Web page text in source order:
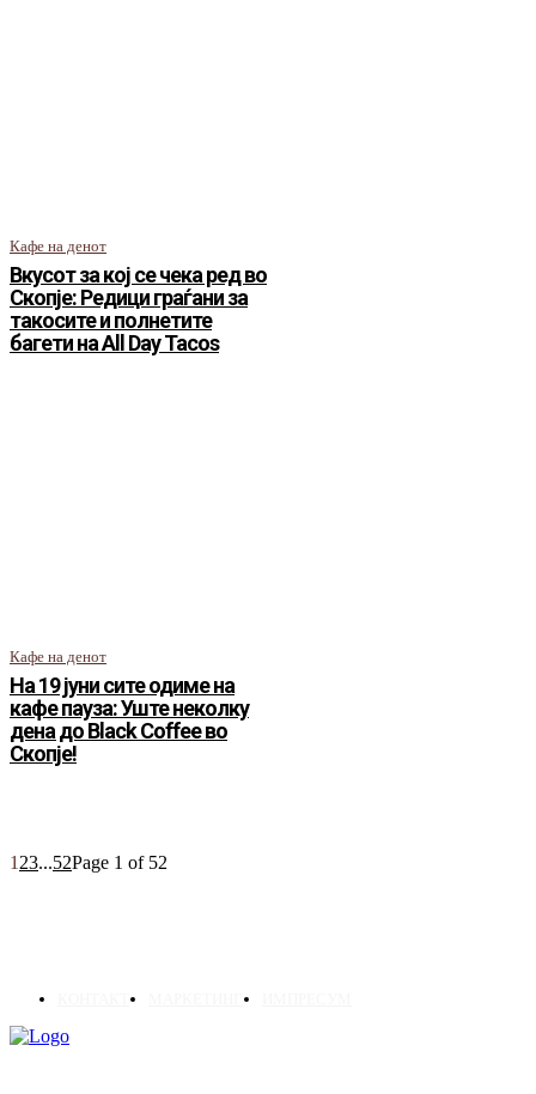
Кафе на денот
Вкусот за кој се чека ред во
Скопје: Редици граѓани за
такосите и полнетите
багети на All Day Tacos
Кафе на денот
На 19 јуни сите одиме на
кафе пауза: Уште неколку
дена до Black Coffee во
Скопје!
1 23...52Page 1 of 52